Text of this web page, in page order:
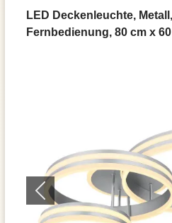
LED Deckenleuchte,
Fernbedienung, 80 cm x